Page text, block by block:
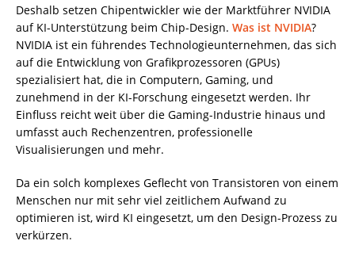
Deshalb setzen Chipentwickler wie der Marktführer NVIDIA
auf KI-Unterstützung beim Chip-Design. Was ist NVIDIA?
NVIDIA ist ein führendes Technologieunternehmen, das sich
auf die Entwicklung von Grafikprozessoren (GPUs)
spezialisiert hat, die in Computern, Gaming, und
zunehmend in der KI-Forschung eingesetzt werden. Ihr
Einfluss reicht weit über die Gaming-Industrie hinaus und
umfasst auch Rechenzentren, professionelle
Visualisierungen und mehr.
Da ein solch komplexes Geflecht von Transistoren von einem
Menschen nur mit sehr viel zeitlichem Aufwand zu
optimieren ist, wird KI eingesetzt, um den Design-Prozess zu
verkürzen.